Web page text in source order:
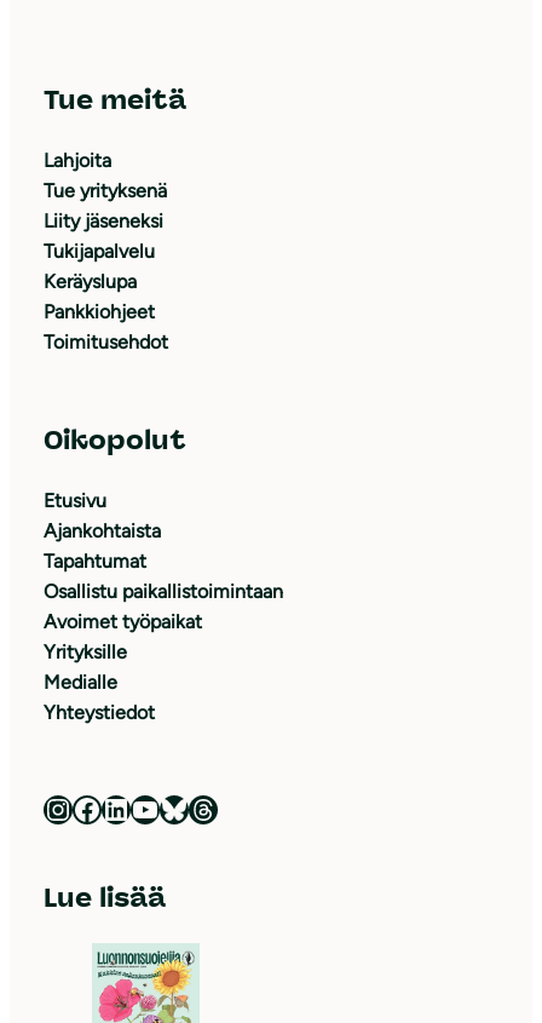
Tue meitä
Lahjoita
Tue yrityksenä
Liity jäseneksi
Tukijapalvelu
Keräyslupa
Pankkiohjeet
Toimitusehdot
Oikopolut
Etusivu
Ajankohtaista
Tapahtumat
Osallistu paikallistoimintaan
Avoimet työpaikat
Yrityksille
Medialle
Yhteystiedot
Luonnonsuojeluliitto Instagramissa Luonnonsuojeluliitto Facebookissa Luonnonsuojeluliitto LinkedInissä Luonnonsuojeluliiton YouTube-kanava Luonnonsuojeluliitto Blueskyssa Luonnonsuojeluliitto Threadsissa
Lue lisää